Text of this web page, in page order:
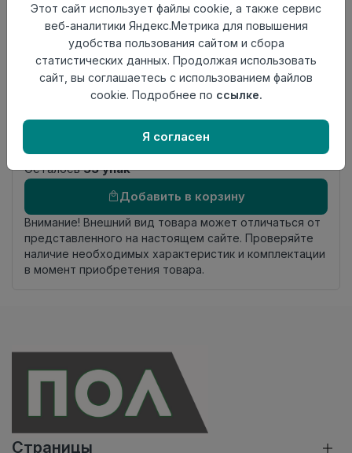
Размер
доски
1200x180мм
Теплый пол
до +27 градусов
Способ
укладки
Замковый метод
4V
Страна
Осталось53 упак
Добавить в корзину
Внимание! Внешний вид товара может отличаться от
представленного на настоящем сайте. Проверяйте
наличие необходимых характеристик и комплектации
в момент приобретения товара.
Страницы
Этот сайт использует файлы cookie, а также сервис
веб-аналитики Яндекс.Метрика для повышения
удобства пользования сайтом и сбора
статистических данных. Продолжая использовать
сайт, вы соглашаетесь с использованием файлов
cookie. Подробнее по ссылке.
Я согласен